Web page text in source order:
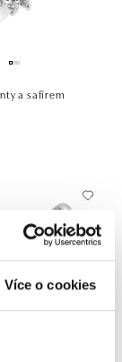
Více o cookies
a safírem